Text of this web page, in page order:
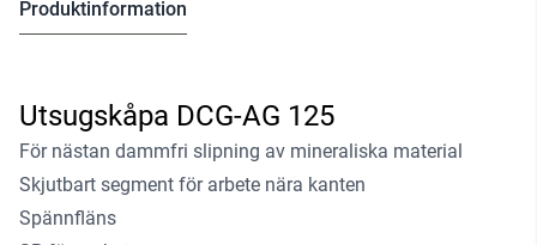
Produktinformation
Utsugskåpa DCG-AG 125
För nästan dammfri slipning av mineraliska material
Skjutbart segment för arbete nära kanten
Spännfläns